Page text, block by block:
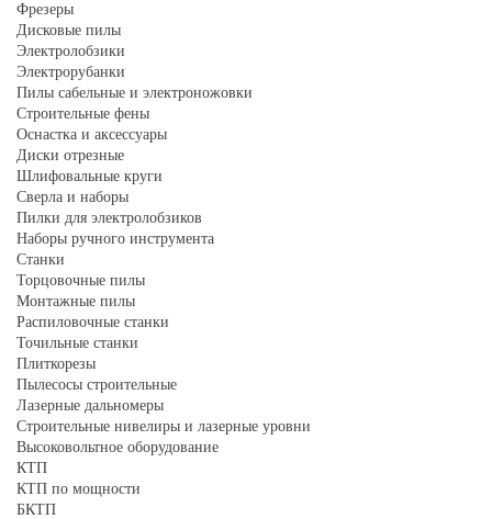
Фрезеры
Дисковые пилы
Электролобзики
Электрорубанки
Пилы сабельные и электроножовки
Строительные фены
Оснастка и аксессуары
Диски отрезные
Шлифовальные круги
Сверла и наборы
Пилки для электролобзиков
Наборы ручного инструмента
Станки
Торцовочные пилы
Монтажные пилы
Распиловочные станки
Точильные станки
Плиткорезы
Пылесосы строительные
Лазерные дальномеры
Строительные нивелиры и лазерные уровни
Высоковольтное оборудование
КТП
КТП по мощности
БКТП